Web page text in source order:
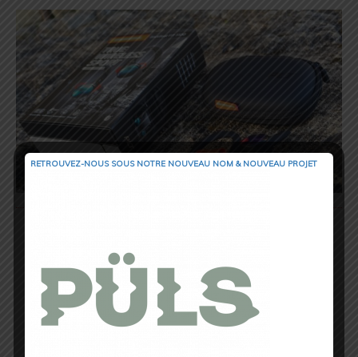
aux embouts Always Aware qui ne se
placent pas à l’intérieur des canaux
(comme dans certains modèles de
marques concurrentes), mais à l’entrée :
cela vous permet d’entendre le bruit
autour de vous et d’être plus vigilant
RETROUVEZ-NOUS SOUS NOTRE NOUVEAU NOM & NOUVEAU PROJET